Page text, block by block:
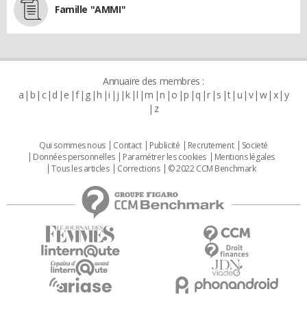
Famille "AMMI"
Annuaire des membres :
a b c d e f g h i j k l m n o p q r s t u v w x y
z
Qui sommes nous Contact Publicité Recrutement
Societé
Données personnelles
Paramétrer les cookies
Mentions légales
Tous les articles
Corrections © 2022 CCM Benchmark